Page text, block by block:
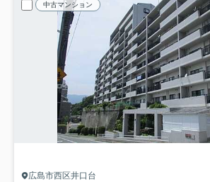
中古マンション
広島市西区井口台